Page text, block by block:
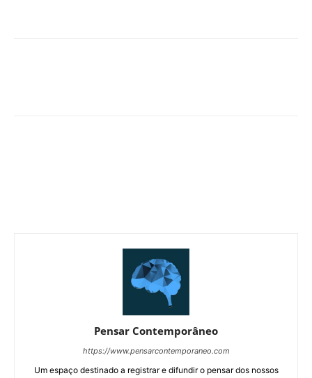
Pensar Contemporâneo
https://www.pensarcontemporaneo.com
Um espaço destinado a registrar e difundir o pensar dos nossos